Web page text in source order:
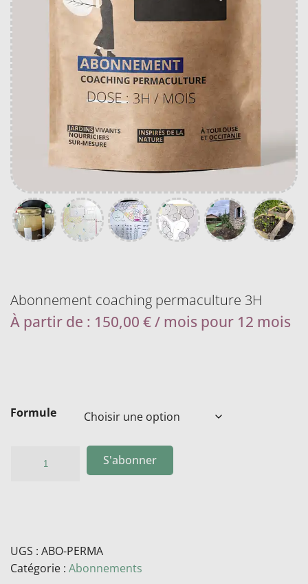
Abonnement coaching permaculture 3H
À partir de : 150,00 €/ mois pour 12 mois
Formule
S'abonner
UGS : ABO-PERMA
Catégorie : Abonnements